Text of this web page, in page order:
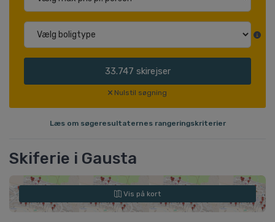
33.747 skirejser
Nulstil søgning
Læs om søgeresultaternes rangeringskriterier
Skiferie i Gausta
Vis på kort